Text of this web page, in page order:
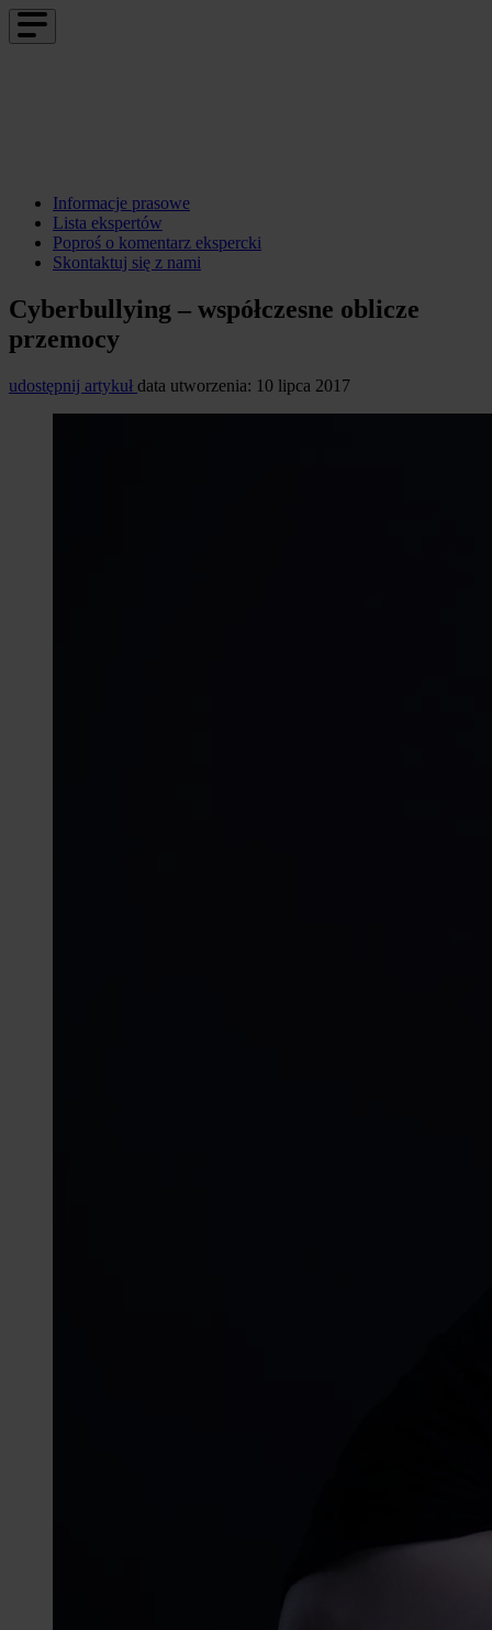
Informacje prasowe
Lista ekspertów
Poproś o komentarz ekspercki
Skontaktuj się z nami
Cyberbullying – współczesne oblicze
przemocy
udostępnij artykuł data utworzenia: 10 lipca 2017